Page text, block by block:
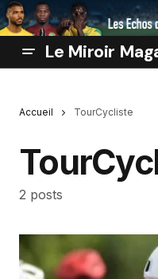
Le Miroir
Accueil TourCycliste
2 posts